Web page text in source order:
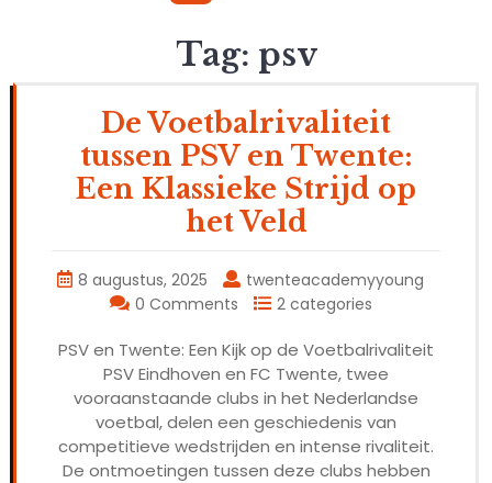
Tag: psv
De Voetbalrivaliteit
tussen PSV en Twente:
Een Klassieke Strijd op
het Veld
8 augustus, 2025
twenteacademyyoung
0 Comments
2 categories
PSV en Twente: Een Kijk op de Voetbalrivaliteit
PSV Eindhoven en FC Twente, twee
vooraanstaande clubs in het Nederlandse
voetbal, delen een geschiedenis van
competitieve wedstrijden en intense rivaliteit.
De ontmoetingen tussen deze clubs hebben